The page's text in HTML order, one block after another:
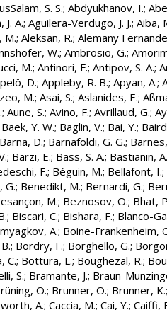
S. S.; Abdyukhanov, I.;
A.; Aguilera-Verdugo, J. J.; Aiba,
M.; Aleksan, R.; Alemany
W.; Ambrosio, G.;
M.; Antinori, F.; Antipov, S. A.;
D.; Appleby, R. B.; Apyan, A.;
M.; Asai, S.; Aslanides, E.;
; Aune, S.; Avino, F.; Avrillaud, G.;
Baek, Y. W.; Baglin, V.; Bai, Y.;
Barna, D.; Barnaföldi, G. G.;
; Barzi, E.; Bass, S. A.; Bastianin, A.
F.; Béguin, M.; Bellafont, I.;
G.; Benedikt, M.; Bernardi, G.;
M.; Beznosov, O.; Bhat,
; Biscari, C.; Bishara, F.; Blanco-
A.; Boine-Frankenheim,
; Bordry, F.; Borghello, G.;
C.; Bottura, L.; Boughezal, R.;
S.; Bramante, J.; Braun-
O.; Brunner, O.; Brunner, K.
A.; Caccia, M.; Cai, Y.; Caiffi,